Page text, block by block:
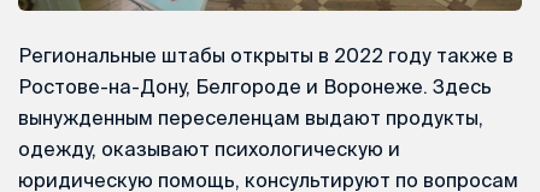
Региональные штабы открыты в 2022 году также в
Ростове-на-Дону, Белгороде и Воронеже. Здесь
вынужденным переселенцам выдают продукты,
одежду, оказывают психологическую и
юридическую помощь, консультируют по вопросам